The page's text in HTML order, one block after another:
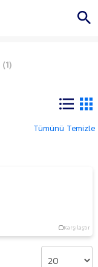
(1)
Tümünü Temizle
Karşılaştır